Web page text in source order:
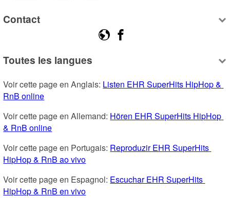
Contact
Toutes les langues
Voir cette page en Anglais: Listen EHR SuperHits HipHop &
RnB online
Voir cette page en Allemand: Hören EHR SuperHits HipHop
& RnB online
Voir cette page en Portugais: Reproduzir EHR SuperHits
HipHop & RnB ao vivo
Voir cette page en Espagnol: Escuchar EHR SuperHits
HipHop & RnB en vivo